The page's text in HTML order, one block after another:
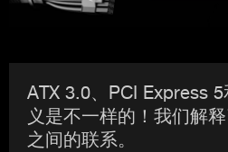
ATX 3.0、PCI Express
义是不一样的！我们解
之间的联系。